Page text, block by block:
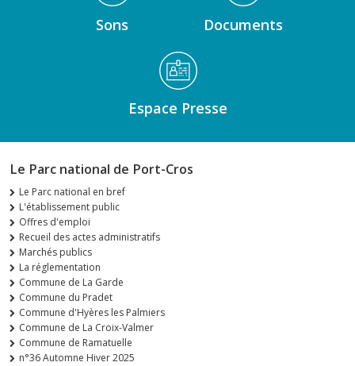
Sons Documents
Espace Presse
Le Parc national de Port-Cros
Le Parc national en bref
L'établissement public
Offres d'emploi
Recueil des actes administratifs
Marchés publics
La réglementation
Commune de La Garde
Commune du Pradet
Commune d'Hyères les Palmiers
Commune de La Croix-Valmer
Commune de Ramatuelle
n°36 Automne Hiver 2025